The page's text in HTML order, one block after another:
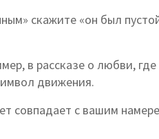
скажите «он был
в рассказе о любви,
движения.
совпадает с вашим